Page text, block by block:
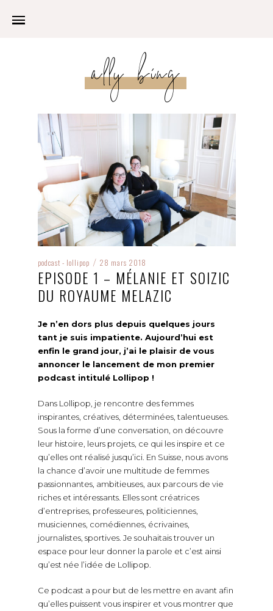
ally bing
podcast - lollipop / 28 mars 2018
EPISODE 1 – MÉLANIE ET SOIZIC
DU ROYAUME MELAZIC
Je n’en dors plus depuis quelques jours
tant je suis impatiente. Aujourd’hui est
enfin le grand jour, j’ai le plaisir de vous
annoncer le lancement de mon premier
podcast intitulé Lollipop !
Dans Lollipop, je rencontre des femmes
inspirantes, créatives, déterminées, talentueuses.
Sous la forme d’une conversation, on découvre
leur histoire, leurs projets, ce qui les inspire et ce
qu’elles ont réalisé jusqu’ici. En Suisse, nous avons
la chance d’avoir une multitude de femmes
passionnantes, ambitieuses, aux parcours de vie
riches et intéressants. Elles sont créatrices
d’entreprises, professeures, politiciennes,
musiciennes, comédiennes, écrivaines,
journalistes, sportives. Je souhaitais trouver un
espace pour leur donner la parole et c’est ainsi
qu’est née l’idée de Lollipop.
Ce podcast a pour but de les mettre en avant afin
qu’elles puissent vous inspirer et vous montrer que